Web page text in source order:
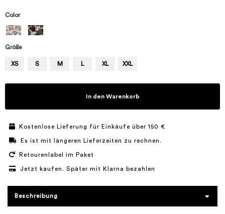
Color
Größe
XS S M L XL XXL
In den Warenkorb
Kostenlose Lieferung für Einkäufe über 150 €
Es ist mit längeren Lieferzeiten zu rechnen.
Retourenlabel im Paket
Jetzt kaufen. Später mit Klarna bezahlen
Beschreibung